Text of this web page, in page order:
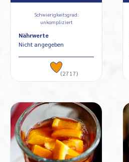
Schwierigkeitsgrad:
unkompliziert
Nährwerte
Nicht angegeben
(2717)